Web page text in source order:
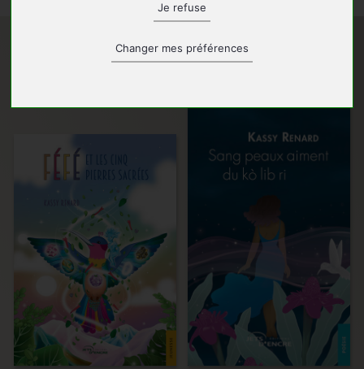
Je refuse
Changer mes préférences
Ses ouvrages